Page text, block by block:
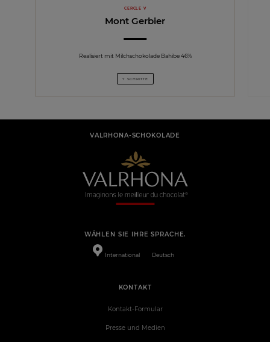
CERCLE V
Mont Gerbier
Realisiert mit Milchschokolade Bahibe 46%
7 SCHRITTE
VALRHONA-SCHOKOLADE
WÄHLEN SIE IHRE SPRACHE.
International Deutsch
KONTAKT
Kontakt-Formular
Presse und Medien